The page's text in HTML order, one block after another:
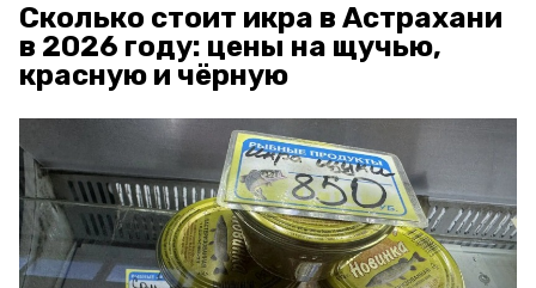
Сколько стоит икра в Астрахани
в 2026 году: цены на щучью,
красную и чёрную